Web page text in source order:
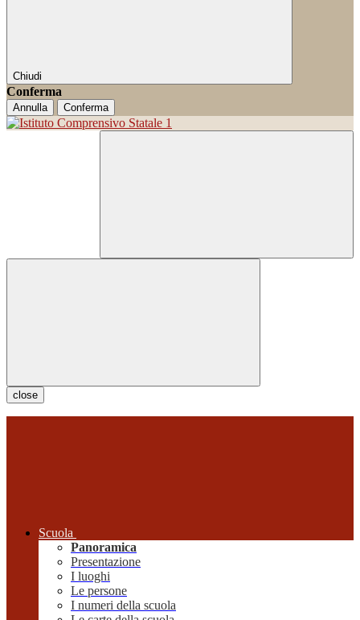
Chiudi
Conferma
Annulla Conferma
close
Scuola
Panoramica
Presentazione
I luoghi
Le persone
I numeri della scuola